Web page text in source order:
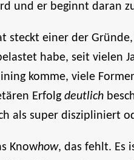
und er beginnt daran
steckt einer der
habe, seit vielen
komme, viele
Erfolg deutlich
als super diszipliniert
Knowhow, das fehlt. Es